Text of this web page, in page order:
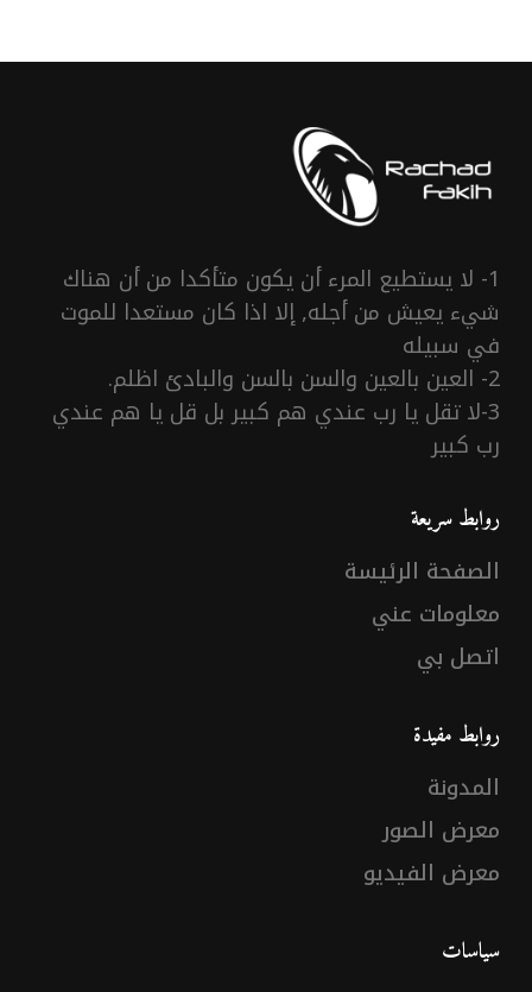
1- لا يستطيع المرء أن يكون متأكدا من أن هناك
شيء يعيش من أجله, إلا اذا كان مستعدا للموت
في سبيله
2- العين بالعين والسن بالسن والبادئ اظلم.
3-لا تقل يا رب عندي هم كبير بل قل يا هم عندي
رب كبير
روابط سريعة
الصفحة الرئيسة
معلومات عني
اتصل بي
روابط مفيدة
المدونة
معرض الصور
معرض الفيديو
سياسات